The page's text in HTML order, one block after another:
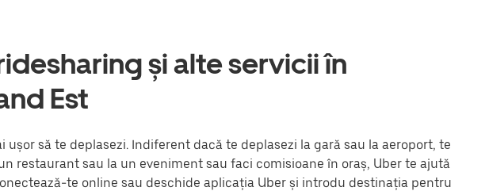
și alte servicii în
Est
ușor să te deplasezi. Indiferent dacă te deplasezi la gară sau la aeroport, te
restaurant sau la un eveniment sau faci comisioane în oraș, Uber te ajută
te online sau deschide aplicația Uber și introdu destinația pentru